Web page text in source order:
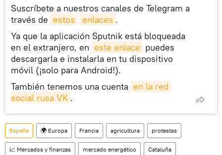
Suscríbete a nuestros canales de Telegram a
través de estos enlaces .
Ya que la aplicación Sputnik está bloqueada
en el extranjero, en este enlace puedes
descargarla e instalarla en tu dispositivo
móvil (¡solo para Android!).
También tenemos una cuenta en la red
social rusa VK .
España 🌍 Europa Francia agricultura protestas
📈 Mercados y finanzas mercado energético Cataluña